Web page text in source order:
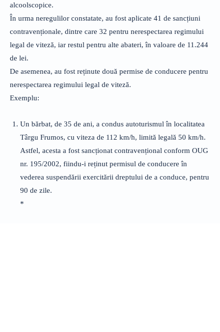
alcoolscopice.
În urma neregulilor constatate, au fost aplicate 41 de sancțiuni
contravenționale, dintre care 32 pentru nerespectarea regimului
legal de viteză, iar restul pentru alte abateri, în valoare de 11.244
de lei.
De asemenea, au fost reținute două permise de conducere pentru
nerespectarea regimului legal de viteză.
Exemplu:
Un bărbat, de 35 de ani, a condus autoturismul în localitatea
Târgu Frumos, cu viteza de 112 km/h, limită legală 50 km/h.
Astfel, acesta a fost sancționat contravențional conform OUG
nr. 195/2002, fiindu-i reținut permisul de conducere în
vederea suspendării exercitării dreptului de a conduce, pentru
90 de zile.
*